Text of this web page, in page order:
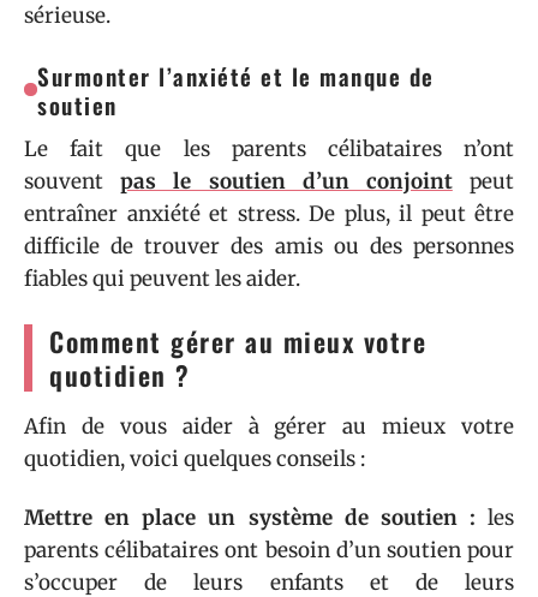
sérieuse.
Surmonter l’anxiété et le manque de
soutien
Le fait que les parents célibataires n’ont
souventpas le soutien d’un conjointpeut
entraîner anxiété et stress. De plus, il peut être
difficile de trouver des amis ou des personnes
fiables qui peuvent les aider.
Comment gérer au mieux votre
quotidien ?
Afin de vous aider à gérer au mieux votre
quotidien, voici quelques conseils :
Mettre en place un système de soutien : les
parents célibataires ont besoin d’un soutien pour
s’occuper de leurs enfants et de leurs